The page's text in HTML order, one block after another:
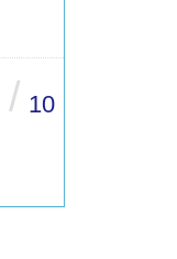
/ 10